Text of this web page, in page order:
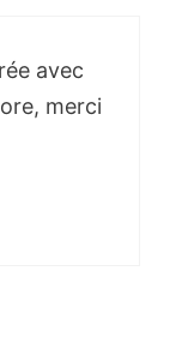
avec
merci